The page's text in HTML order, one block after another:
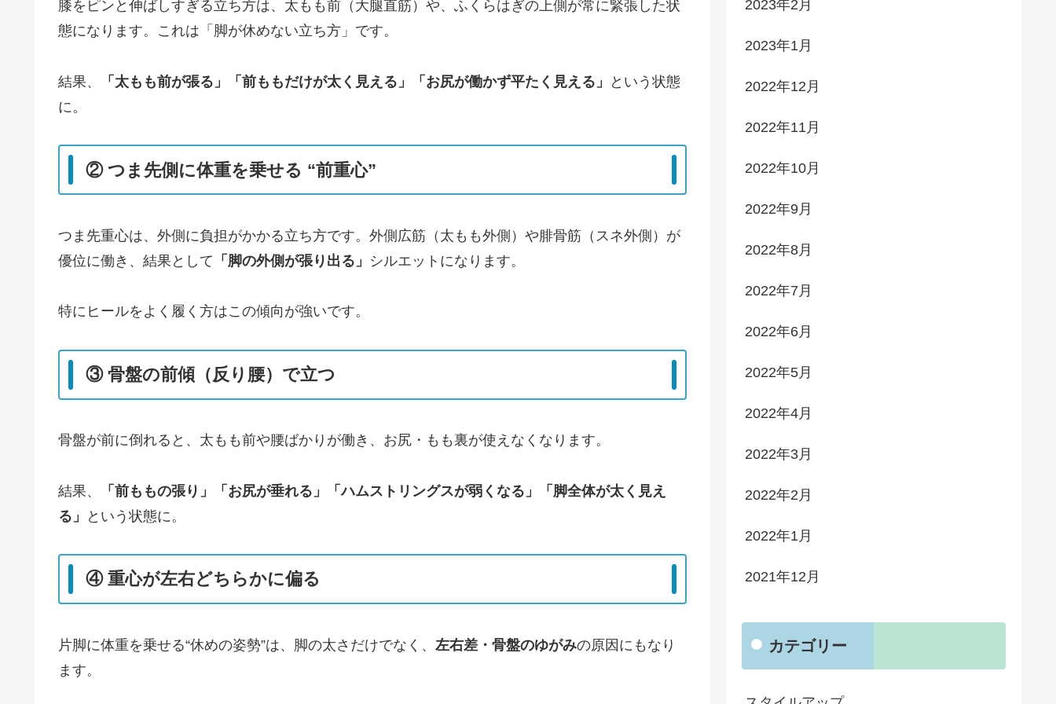
膝をピンと伸ばしすぎる立ち方は、太もも前（大腿直筋）や、ふくらはぎの上側が常に緊張した状
態になります。これは「脚が休めない立ち方」です。
結果、 「太もも前が張る」「前ももだけが太く見える」「お尻が働かず平たく見える」
という状態
に。
② つま先側に体重を乗せる “前重心”
つま先重心は、外側に負担がかかる立ち方です。外側広筋（太もも外側）や腓骨筋（スネ外側）が
優位に働き、結果として 「脚の外側が張り出る」 シルエットになります。
特にヒールをよく履く方はこの傾向が強いです。
③ 骨盤の前傾（反り腰）で立つ
骨盤が前に倒れると、太もも前や腰ばかりが働き、お尻・もも裏が使えなくなります。
結果、
「前ももの張り」「お尻が垂れる」「ハムストリングスが弱くなる」「脚全体が太く見え
る」
という状態に。
④ 重心が左右どちらかに偏る
片脚に体重を乗せる“休めの姿勢”は、脚の太さだけでなく、 左右差・骨盤のゆがみの原因にもなり
ます。
2023年2月
2023年1月
2022年12月
2022年11月
2022年10月
2022年9月
2022年8月
2022年7月
2022年6月
2022年5月
2022年4月
2022年3月
2022年2月
2022年1月
2021年12月
カテゴリー